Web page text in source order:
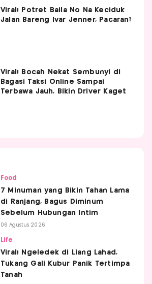
Viral! Potret Baila No Na Keciduk
Jalan Bareng Ivar Jenner, Pacaran?
Viral! Bocah Nekat Sembunyi di
Bagasi Taksi Online Sampai
Terbawa Jauh, Bikin Driver Kaget
Food
7 Minuman yang Bikin Tahan Lama
di Ranjang, Bagus Diminum
Sebelum Hubungan Intim
06 Agustus 2026
Life
Viral! Ngeledek di Liang Lahad,
Tukang Gali Kubur Panik Tertimpa
Tanah